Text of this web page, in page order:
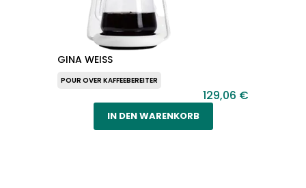
GINA WEISS
POUR OVER KAFFEEBEREITER
129,06 €
IN DEN WARENKORB